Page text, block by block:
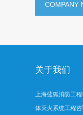
COMPANY
关于我们
上海蓝狐消防工
体灭火系统工程